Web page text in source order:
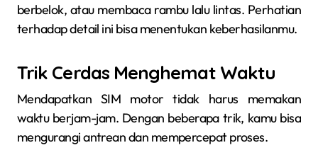
berbelok, atau membaca rambu lalu lintas. Perhatian
terhadap detail ini bisa menentukan keberhasilanmu.
Trik Cerdas Menghemat Waktu
Mendapatkan SIM motor tidak harus memakan
waktu berjam-jam. Dengan beberapa trik, kamu bisa
mengurangi antrean dan mempercepat proses.